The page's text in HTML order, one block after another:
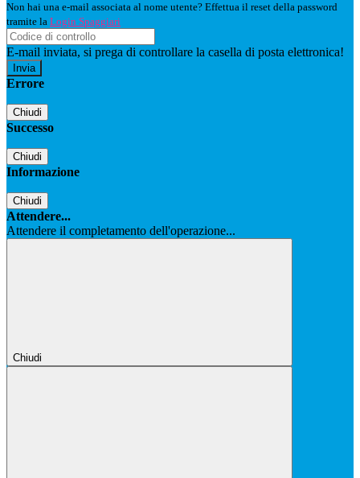
Non hai una e-mail associata al nome utente? Effettua il reset della password
tramite la Login Spaggiari
E-mail inviata, si prega di controllare la casella di posta elettronica!
Errore
Chiudi
Successo
Chiudi
Informazione
Chiudi
Attendere...
Attendere il completamento dell'operazione...
Chiudi